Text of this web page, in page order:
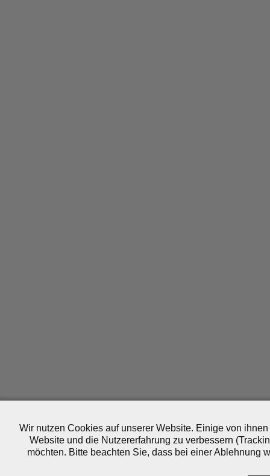
Wir nutzen Cookies auf unserer Website. Einige von
Website und die Nutzererfahrung zu verbessern
möchten. Bitte beachten Sie, dass bei einer Ablehnung